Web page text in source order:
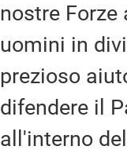
nostre
uomini in
prezioso
difendere il
all'interno